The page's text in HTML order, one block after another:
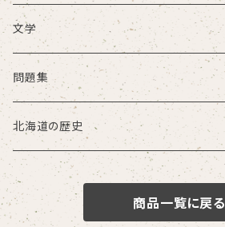
文学
問題集
北海道の歴史
商品一覧に戻る